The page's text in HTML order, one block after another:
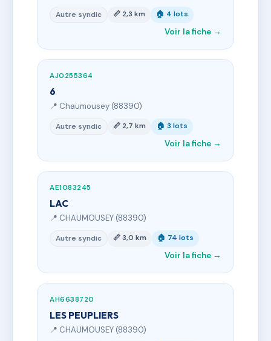
Autre syndic 📏 2,3 km 🏠 4 lots
Voir la fiche →
AJ0255364
6
📍 Chaumousey (88390)
Autre syndic 📏 2,7 km 🏠 3 lots
Voir la fiche →
AE1083245
LAC
📍 CHAUMOUSEY (88390)
Autre syndic 📏 3,0 km 🏠 74 lots
Voir la fiche →
AH6638720
LES PEUPLIERS
📍 CHAUMOUSEY (88390)